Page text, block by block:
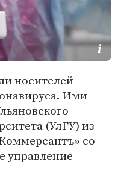
носителей
Ими
(УлГУ) из
со
управление